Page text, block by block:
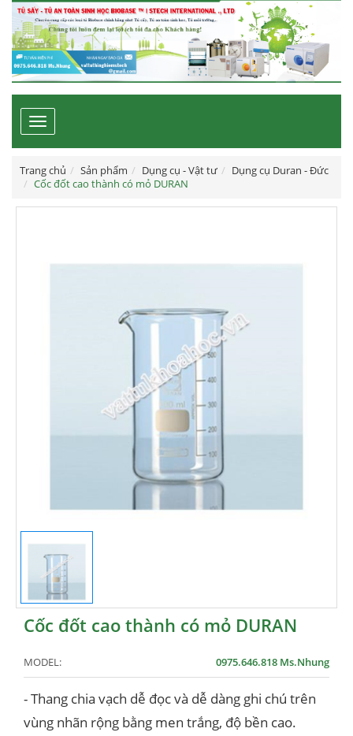
Toggle
navigation
Trang chủ Sản phẩm Dụng cụ - Vật tư
Dụng cụ Duran - Đức
Cốc đốt cao thành có mỏ DURAN
Cốc đốt cao thành có mỏ DURAN
MODEL: 0975.646.818 Ms.Nhung
- Thang chia vạch dễ đọc và dễ dàng ghi chú trên
vùng nhãn rộng bằng men trắng, độ bền cao.